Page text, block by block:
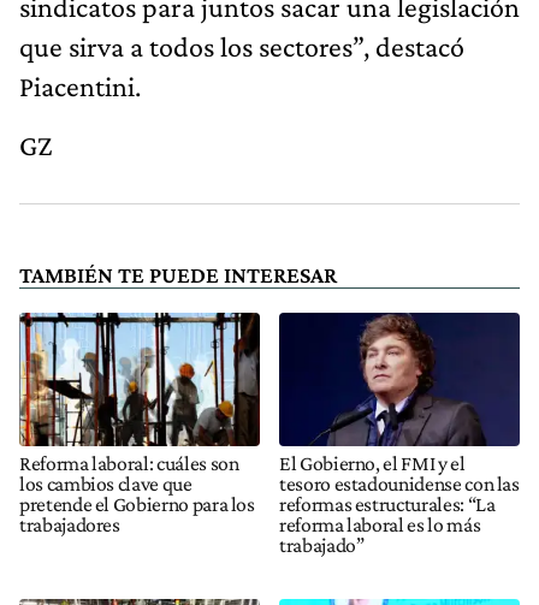
que sirva a todos los sectores”, destacó
Piacentini.
GZ
TAMBIÉN TE PUEDE INTERESAR
Reforma laboral: cuáles son
los cambios clave que
pretende el Gobierno para los
trabajadores
El Gobierno, el FMI y el
tesoro estadounidense con las
reformas estructurales: “La
reforma laboral es lo más
trabajado”